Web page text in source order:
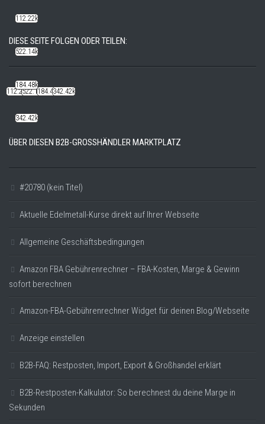
DIESE SEITE FOLGEN ODER TEILEN:
112.22k522.14k184.48k342.42k
ÜBER DIESEN B2B-GROSSHÄNDLER MARKTPLATZ
#20780 (kein Titel)
Aktuelle Edelmetall-Kurse direkt auf Ihrer Webseite
Allgemeine Geschäftsbedingungen
Amazon FBA Gebührenrechner – FBA-Kosten, Marge & Gewinn
sofort berechnen
Amazon-FBA-Gebührenrechner Widget für deinen Blog/Webseite
Anzeige einstellen
B2B-FAQ: Restposten, Import, Export & Großhandel erklärt
B2B-Restposten-Kalkulator: So berechnest du deine Marge in
Sekunden
112.22k
522.14k
184.48k
342.42k